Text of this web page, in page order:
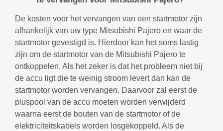
De kosten voor het vervangen van een startmotor zijn
afhankelijk van uw type Mitsubishi Pajero en waar de
startmotor gevestigd is. Hierdoor kan het soms lastig
zijn om de startmotor van de Mitsubishi Pajero te
ontkoppelen. Als het zeker is dat het probleem niet bij
de accu ligt die te weinig stroom levert dan kan de
startmotor worden vervangen. Daarvoor zal eerst de
pluspool van de accu moeten worden verwijderd
waarna eerst de bouten van de startmotor of de
elektriciteitskabels worden losgekoppeld. Als de